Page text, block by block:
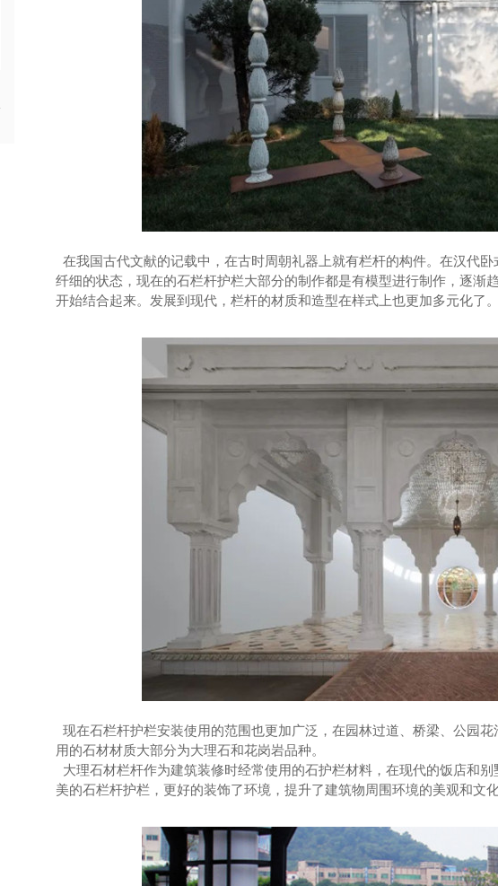
钍熔盐堆发电供热项目介绍
在我国古代文献的记载中，在古时周朝礼器上就有栏杆的构件。在汉代
纤细的状态，现在的石栏杆护栏大部分的制作都是有模型进行制作，逐渐
开始结合起来。发展到现代，栏杆的材质和造型在样式上也更加多元化了。
现在石栏杆护栏安装使用的范围也更加广泛，在园林过道、桥梁、公园
用的石材材质大部分为大理石和花岗岩品种。
大理石材栏杆作为建筑装修时经常使用的石护栏材料，在现代的饭店和
美的石栏杆护栏，更好的装饰了环境，提升了建筑物周围环境的美观和文化